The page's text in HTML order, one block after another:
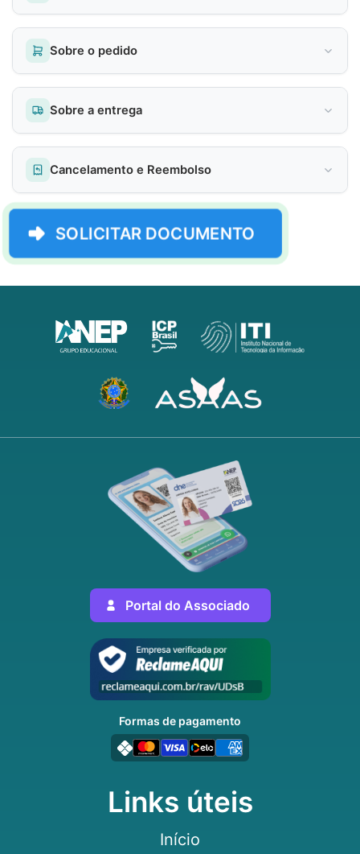
Sobre o pedido
Sobre a entrega
Cancelamento e Reembolso
SOLICITAR DOCUMENTO
Links úteis
Início
Portal do Associado
Formas de pagamento